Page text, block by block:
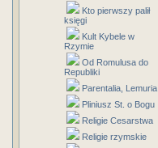
Kto pierwszy palił
księgi
Kult Kybele w
Rzymie
Od Romulusa do
Republiki
Parentalia, Lemuria
Pliniusz St. o Bogu
Religie Cesarstwa
Religie rzymskie